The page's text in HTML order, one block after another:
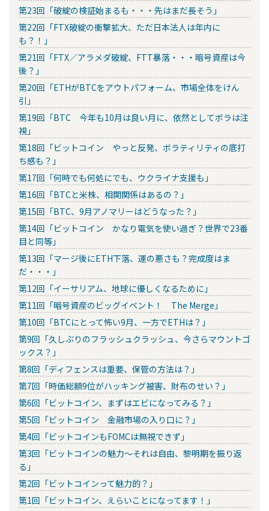
第23回「破綻の検証始まるも・・・先はまだ長そう」
第22回「FTX破綻の衝撃拡大、ただ日本法人は年内に
も？！」
第21回「FTX／アラメダ破綻、FTT暴落・・・暗号資産は今
後？」
第20回「ETHがBTCをアウトパフォーム、市場全体をけん
引」
第19回「BTC 今年も10月は良い月に、依然としてボラは注
視」
第18回「ビットコイン やっと反発、ボラティリティの底打
ち感も？」
第17回「何時でも何処にでも、ウクライナ支援も」
第16回「BTCと米株、相関関係はあるの？」
第15回「BTC、9月アノマリーはどうなった？」
第14回「ビットコイン かなり電気を使い過ぎ？世界で23番
目と同等」
第13回「マージ後にETH下落、運の悪さも？完成度はま
だ・・・」
第12回「イーサリアム、地球に優しくなるために」
第11回「暗号資産のビッグイベント！ The Merge」
第10回「BTCにとって怖い9月、一方でETHは？」
第9回「久しぶりのフラッシュクラッシュ、今さらマウントゴ
ックス？」
第8回「ディフェンスは重要、保管の方法は？」
第7回「時価総額9位がハッキング被害、財布のせい？」
第6回「ビットコイン、まずはエビになってみる？」
第5回「ビットコイン 金融市場の入り口に？」
第4回「ビットコインもFOMCは無視できず」
第3回「ビットコインの魅力～それは自由、黎明期を振り返
る」
第2回「ビットコインって魅力的？」
第1回「ビットコイン、えらいことになってます！」